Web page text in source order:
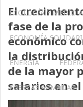
ECOLOGÍA Y MEDIO
ECONOMÍA
ENERGÍA
FUERZAS ARMADAS
El
fase de la
económico
la
de la mayor
salarios en